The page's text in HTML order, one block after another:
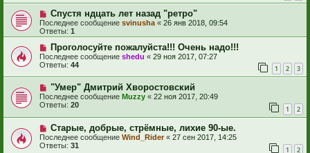
Спустя ндцать лет назад "ретро"
Последнее сообщение svinusha « 26 янв 2018, 09:54
Ответы: 1
Проголосуйте пожалуйста!!! Очень надо!!!
Последнее сообщение shedu « 29 ноя 2017, 07:27
Ответы: 44 1 2 3
"Умер" Дмитрий Хворостовский
Последнее сообщение Muzzy « 22 ноя 2017, 20:49
Ответы: 20 1 2
Старые, добрые, стрёмные, лихие 90-ые.
Последнее сообщение Wind_Rider« 27 сен 2017, 14:25
Ответы: 31 1 2